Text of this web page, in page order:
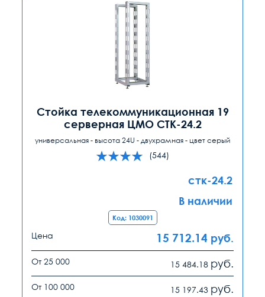
Стойка телекоммуникационная 19
серверная ЦМО СТК-24.2
универсальная - высота 24U - двухрамная - цвет серый
(544)
стк-24.2
В наличии
Код: 1030091
Цена 15 712.14 руб.
От 25 000 15 484.18 руб.
От 100 000 15 197.43 руб.